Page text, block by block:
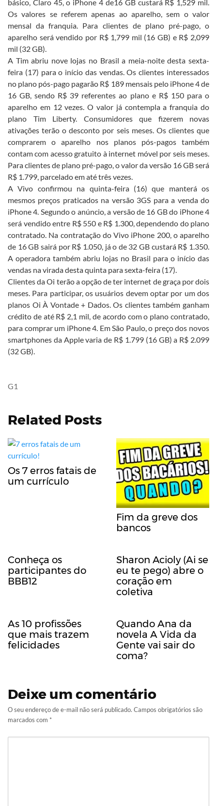
básico, Claro 45, o iPhone 4 de16 GB custará R$ 1,529 mil.
Os valores se referem apenas ao aparelho, sem o valor
mensal da franquia. Para clientes de plano pré-pago, o
aparelho será vendido por R$ 1,799 mil (16 GB) e R$ 2,099
mil (32 GB).
A Tim abriu nove lojas no Brasil a meia-noite desta sexta-
feira (17) para o início das vendas. Os clientes interessados
no plano pós-pago pagarão R$ 189 mensais pelo iPhone 4 de
16 GB, sendo R$ 39 referentes ao plano e R$ 150 para o
aparelho em 12 vezes. O valor já contempla a franquia do
plano Tim Liberty. Consumidores que fizerem novas
ativações terão o desconto por seis meses. Os clientes que
comprarem o aparelho nos planos pós-pagos também
contam com acesso gratuito à internet móvel por seis meses.
Para clientes de plano pré-pago, o valor da versão 16 GB será
R$ 1.799, parcelado em até três vezes.
A Vivo confirmou na quinta-feira (16) que manterá os
mesmos preços praticados na versão 3GS para a venda do
iPhone 4. Segundo o anúncio, a versão de 16 GB do iPhone 4
será vendido entre R$ 550 e R$ 1.300, dependendo do plano
contratado. Na contratação do Vivo iPhone 200, o aparelho
de 16 GB sairá por R$ 1.050, já o de 32 GB custará R$ 1.350.
A operadora também abriu lojas no Brasil para o início das
vendas na virada desta quinta para sexta-feira (17).
Clientes da Oi terão a opção de ter internet de graça por dois
meses. Para participar, os usuários devem optar por um dos
planos Oi À Vontade + Dados. Os clientes também ganham
crédito de até R$ 2,1 mil, de acordo com o plano contratado,
para comprar um iPhone 4. Em São Paulo, o preço dos novos
smartphones da Apple varia de R$ 1.799 (16 GB) a R$ 2.099
(32 GB).
G1
Related Posts
Os 7 erros fatais de
um currículo
Fim da greve dos
bancos
Conheça os
participantes do
BBB12
Sharon Acioly (Ai se
eu te pego) abre o
coração em
coletiva
As 10 profissões
que mais trazem
felicidades
Quando Ana da
novela A Vida da
Gente vai sair do
coma?
Deixe um comentário
O seu endereço de e-mail não será publicado. Campos obrigatórios são
marcados com *